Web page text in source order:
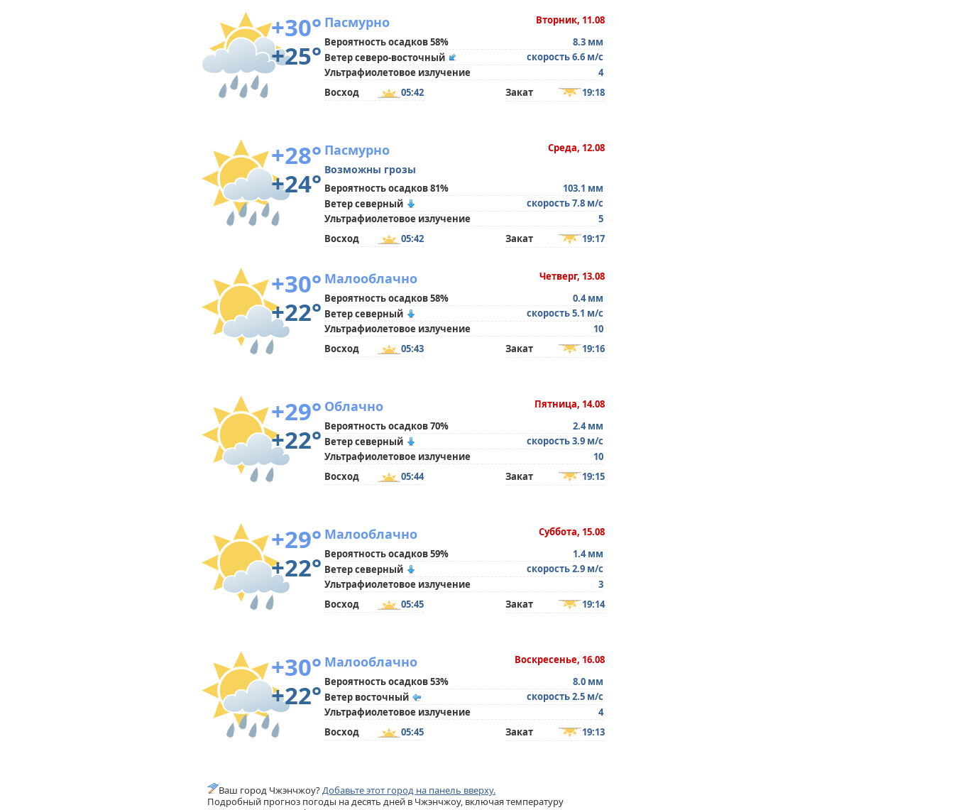
+30°
+25°
Вторник, 11.08
Пасмурно
Вероятность осадков 58%
8.3 мм
Ветер северо-восточный
скорость 6.6 м/с
Ультрафиолетовое излучение
4
Восход
05:42 Закат 19:18
+28°
+24°
Среда, 12.08
Пасмурно
Возможны грозы
Вероятность осадков 81%
103.1 мм
Ветер северный
скорость 7.8 м/с
Ультрафиолетовое излучение
5
Восход
05:42 Закат 19:17
+30°
+22°
Четверг, 13.08
Малооблачно
Вероятность осадков 58%
0.4 мм
Ветер северный
скорость 5.1 м/с
Ультрафиолетовое излучение
10
Восход
05:43 Закат 19:16
+29°
+22°
Пятница, 14.08
Облачно
Вероятность осадков 70%
2.4 мм
Ветер северный
скорость 3.9 м/с
Ультрафиолетовое излучение
10
Восход
05:44 Закат 19:15
+29°
+22°
Суббота, 15.08
Малооблачно
Вероятность осадков 59%
1.4 мм
Ветер северный
скорость 2.9 м/с
Ультрафиолетовое излучение
3
Восход
05:45 Закат 19:14
+30°
+22°
Воскресенье, 16.08
Малооблачно
Вероятность осадков 53%
8.0 мм
Ветер восточный
скорость 2.5 м/с
Ультрафиолетовое излучение
4
Восход
05:45 Закат 19:13
Ваш город Чжэнчжоу?Добавьте этот город на панель вверху.
Подробный прогноз погоды на десять дней в Чжэнчжоу, включая температуру